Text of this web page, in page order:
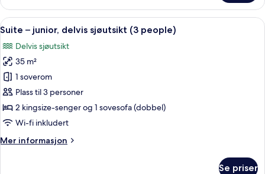
delvis
sjøutsikt
(Selected)
Åpne
alle
bildene
av
Suite
–
junior,
delvis
(3
Sengetøy av topp kvalitet, memory
6
Suite – junior, delvis sjøutsikt (3 people)
Delvis sjøutsikt
35 m²
1 soverom
Plass til 3 personer
2 kingsize-senger og 1 sovesofa (dobbel)
Wi-fi inkludert
Mer informasjon
Mer
Se priser